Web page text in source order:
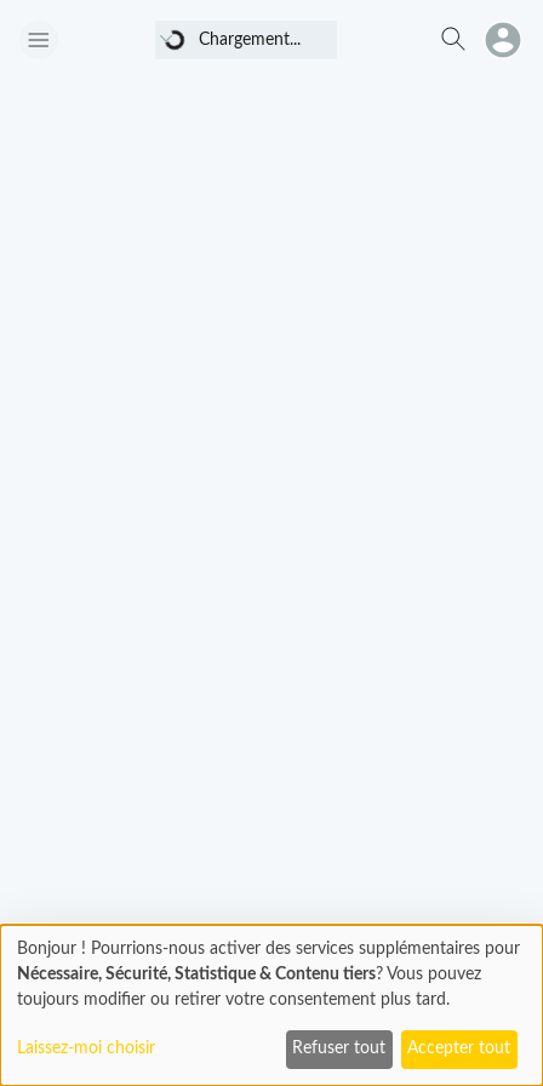
Chargement...
Chargement
En cours...
Bonjour ! Pourrions-nous activer des services supplémentaires pour
Nécessaire, Sécurité, Statistique & Contenu tiers? Vous pouvez
toujours modifier ou retirer votre consentement plus tard.
Laissez-moi choisir Refuser tout Accepter tout